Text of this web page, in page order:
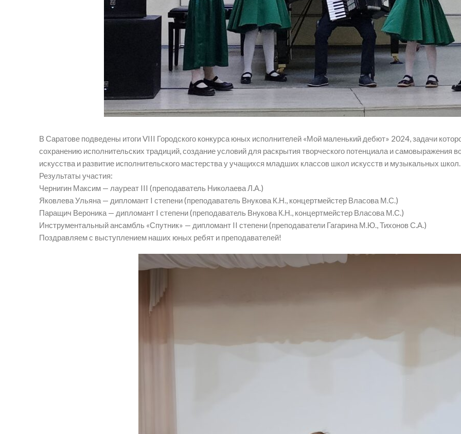
В Саратове​ подведены итоги​ VIII Городского конкурса юных исполнителей​ «Мой маленький дебют» 2024, задачи
сохранению исполнительских традиций,​ создание условий для раскрытия творческого потенциала и самовыражения
искусства ​​​​и​ развитие исполнительского мастерства у учащихся младших классов школ искусств и музыкальных школ.
Результаты участия:
Чернигин Максим —​ лауреат III (преподаватель Николаева Л.А.)
Яковлева Ульяна —​ дипломант I степени (преподаватель Внукова К.Н., концертмейстер Власова М.С.)
Паращич Вероника —​ дипломант I степени (преподаватель Внукова К.Н., концертмейстер Власова М.С.)
Инструментальный ансамбль «Спутник» —​ дипломант II степени​ (преподаватели Гагарина М.Ю., Тихонов С.А.)
Поздравляем с выступлением наших юных ребят и преподавателей!